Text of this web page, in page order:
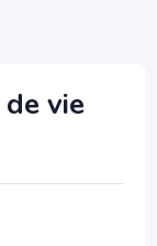
vie